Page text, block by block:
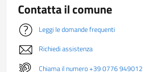
Contatta il comune
Leggi le domande frequenti
Richiedi assistenza
Chiama il numero +39 0776 949012